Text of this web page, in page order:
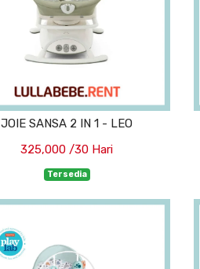
JOIE SANSA 2 IN 1 - LEO
325,000 /30 Hari
Tersedia